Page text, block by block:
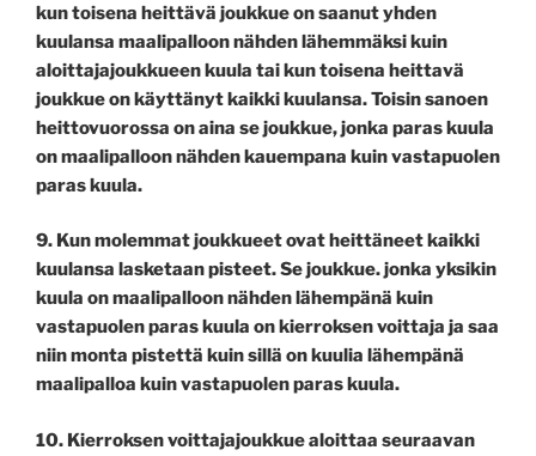
kun toisena heittävä joukkue on saanut yhden
kuulansa maalipalloon nähden lähemmäksi kuin
aloittajajoukkueen kuula tai kun toisena heittavä
joukkue on käyttänyt kaikki kuulansa. Toisin sanoen
heittovuorossa on aina se joukkue, jonka paras kuula
on maalipalloon nähden kauempana kuin vastapuolen
paras kuula.
9. Kun molemmat joukkueet ovat heittäneet kaikki
kuulansa lasketaan pisteet. Se joukkue. jonka yksikin
kuula on maalipalloon nähden lähempänä kuin
vastapuolen paras kuula on kierroksen voittaja ja saa
niin monta pistettä kuin sillä on kuulia lähempänä
maalipalloa kuin vastapuolen paras kuula.
10. Kierroksen voittajajoukkue aloittaa seuraavan